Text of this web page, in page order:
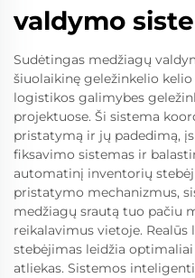
valdymo
Sudėtingas medžiagų
šiuolaikinę geležinkelio
logistikos galimybes
projektuose. Ši sistema
pristatymą ir jų padedimą,
fiksavimo sistemas ir
automatinį inventorių
pristatymo mechanizmus,
medžiagų srautą tuo pačiu
reikalavimus vietoje.
stebėjimas leidžia
atliekas. Sistemos